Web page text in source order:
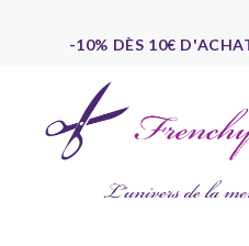
-10% DÈS 10€